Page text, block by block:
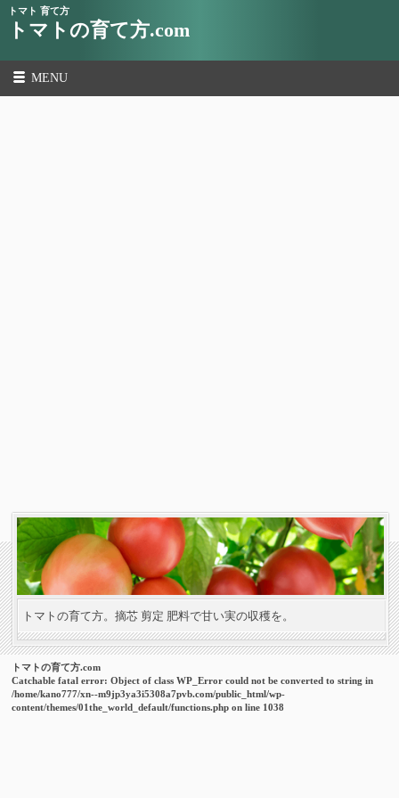
トマト 育て方
トマトの育て方.com
MENU
トマトの育て方。摘芯 剪定 肥料で甘い実の収穫を。
トマトの育て方.com
Catchable fatal error: Object of class WP_Error could not be converted to string in
/home/kano777/xn--m9jp3ya3i5308a7pvb.com/public_html/wp-
content/themes/01the_world_default/functions.php on line 1038